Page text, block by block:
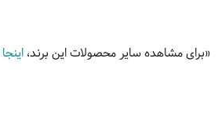
«برای مشاهده سایر محصولات این برند، اینجا